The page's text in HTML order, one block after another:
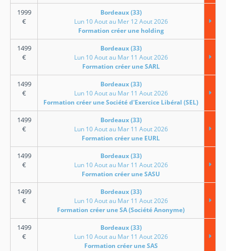
1999
€
Bordeaux (33)
Lun 10 Aout au Mer 12 Aout 2026
Formation créer une holding
1499
€
Bordeaux (33)
Lun 10 Aout au Mar 11 Aout 2026
Formation créer une SARL
1499
€
Bordeaux (33)
Lun 10 Aout au Mar 11 Aout 2026
Formation créer une Société d'Exercice Libéral (SEL)
1499
€
Bordeaux (33)
Lun 10 Aout au Mar 11 Aout 2026
Formation créer une EURL
1499
€
Bordeaux (33)
Lun 10 Aout au Mar 11 Aout 2026
Formation créer une SASU
1499
€
Bordeaux (33)
Lun 10 Aout au Mar 11 Aout 2026
Formation créer une SA (Société Anonyme)
1499
€
Bordeaux (33)
Lun 10 Aout au Mar 11 Aout 2026
Formation créer une SAS